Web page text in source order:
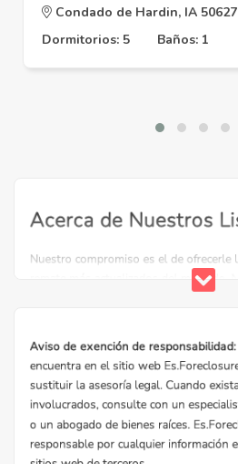
Condado de Hardin, IA 50627
Dormitorios: 5
Baños: 1